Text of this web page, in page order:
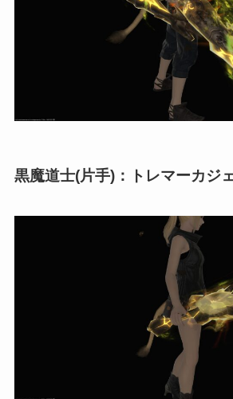
黒魔道士(片手)：トレマーカジ